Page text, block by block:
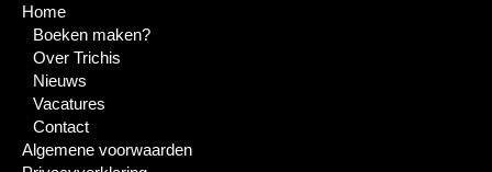
Home
Boeken maken?
Over Trichis
Nieuws
Vacatures
Contact
Algemene voorwaarden